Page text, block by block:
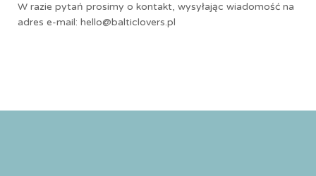
W razie pytań prosimy o kontakt, wysyłając wiadomość na
adres e-mail: hello@balticlovers.pl